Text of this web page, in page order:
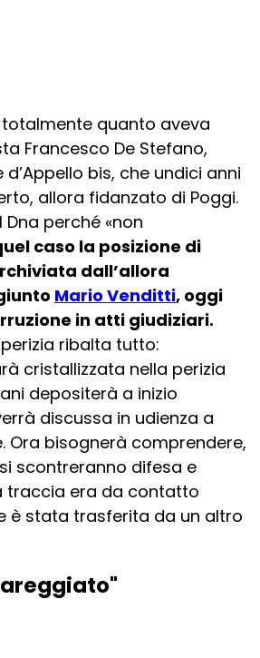
quanto aveva
Francesco De Stefano,
bis, che undici anni
allora fidanzato di Poggi.
perché «non
caso la posizione di
dall’allora
Mario Venditti, oggi
in atti giudiziari.
ribalta tutto:
cristallizzata nella perizia
depositerà a inizio
discussa in udienza a
Ora bisognerà comprendere,
scontreranno difesa e
traccia era da contatto
è stata trasferita da un altro